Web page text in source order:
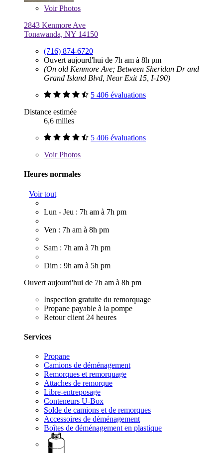
VoirPhotos
2843 Kenmore Ave
Tonawanda, NY 14150
(716) 874-6720
Ouvert aujourd'hui de 7h am à 8h pm
(On old Kenmore Ave; Between Sheridan Dr and
Grand Island Blvd, Near Exit 15, I-190)
5 406 évaluations
Distance estimée
6,6 milles
5 406 évaluations
VoirPhotos
Heures normales
Voir tout
Lun - Jeu : 7h am à 7h pm
Ven : 7h am à 8h pm
Sam : 7h am à 7h pm
Dim : 9h am à 5h pm
Ouvert aujourd'hui de 7h am à 8h pm
Inspection gratuite du remorquage
Propane payable à la pompe
Retour client 24 heures
Services
Propane
Camions de déménagement
Remorques et remorquage
Attaches de remorque
Libre-entreposage
Conteneurs U-Box
Solde de camions et de remorques
Accessoires de déménagement
Boîtes de déménagement en plastique